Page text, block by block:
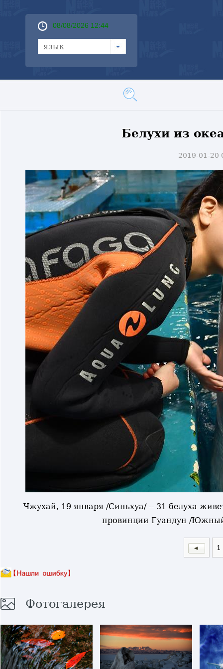
08/08/2026 12:44
язык
Белухи из
2019-01-20
Чжухай, 19 января /Синьхуа/ -- 31 белуха
провинции Гуандун /
1
Фотогалерея